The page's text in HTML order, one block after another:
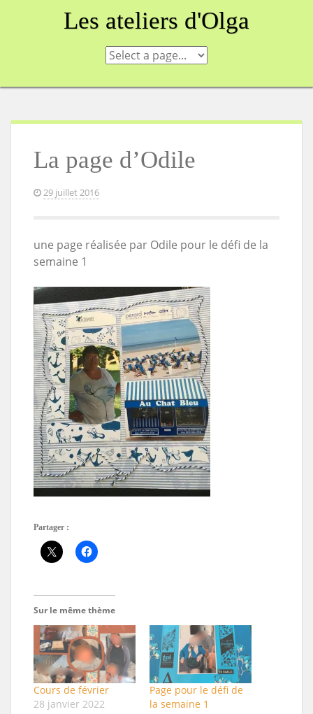
Les ateliers d'Olga
La page d’Odile
29 juillet 2016
une page réalisée par Odile pour le défi de la
semaine 1
Partager :
Sur le même thème
Cours de février
28 janvier 2022
Page pour le défi de
la semaine 1